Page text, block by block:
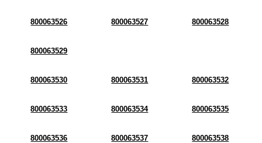
800063526 800063527 800063528
800063529
800063530 800063531 800063532
800063533 800063534 800063535
800063536 800063537 800063538